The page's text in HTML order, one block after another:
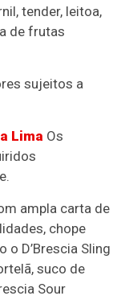
tender, leitoa,
de frutas
sujeitos a
Lima Os
ampla carta de
chope
o D’Brescia Sling
suco de
Sour